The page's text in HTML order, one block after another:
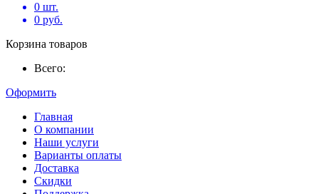
0 шт.
0 руб.
Корзина товаров
Всего:
Оформить
Главная
О компании
Наши услуги
Варианты оплаты
Доставка
Скидки